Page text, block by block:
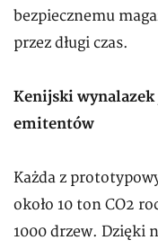
bezpiecznemu
przez długi czas.
Kenijski wynalazek
emitentów
Każda z
około 10 ton CO2
1000 drzew. Dzięki